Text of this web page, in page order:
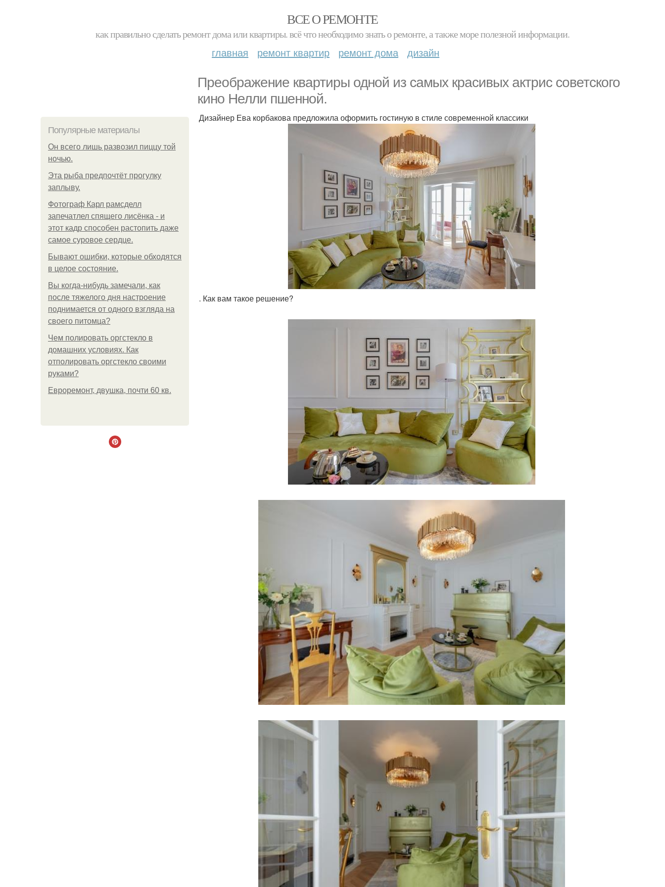
ВСЕ О РЕМОНТЕ
как правильно сделать ремонт дома или квартиры. всё что необходимо знать о ремонте, а также море полезной информации.
главная ремонт квартир ремонт дома дизайн
Преображение квартиры одной из самых красивых актрис советского
кино Нелли пшенной.
Популярные материалы
Он всего лишь развозил пиццу той
ночью.
Эта рыба предпочтёт прогулку
заплыву.
Фотограф Карл рамсделл
запечатлел спящего лисёнка - и
этот кадр способен растопить даже
самое суровое сердце.
Бывают ошибки, которые обходятся
в целое состояние.
Вы когда-нибудь замечали, как
после тяжелого дня настроение
поднимается от одного взгляда на
своего питомца?
Чем полировать оргстекло в
домашних условиях. Как
отполировать оргстекло своими
руками?
Евроремонт, двушка, почти 60 кв.
Дизайнер Ева корбакова предложила оформить гостиную в стиле современной классики
. Как вам такое решение?